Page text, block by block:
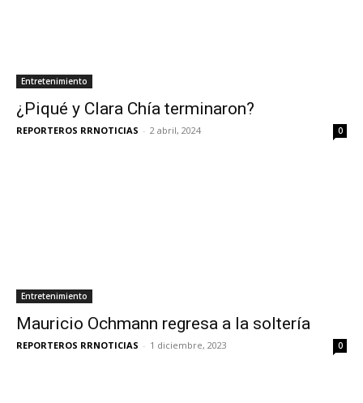
Entretenimiento
¿Piqué y Clara Chía terminaron?
REPORTEROS RRNOTICIAS - 2 abril, 2024 0
Entretenimiento
Mauricio Ochmann regresa a la soltería
REPORTEROS RRNOTICIAS - 1 diciembre, 2023 0